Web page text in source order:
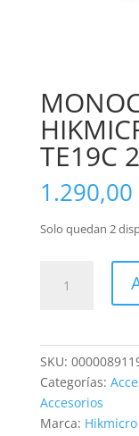
TE19C
1.290,00
Solo quedan 2
TERMICO
256X192
12UM
SKU:
Categorías:
Accesorios
Marca: Hikmicro